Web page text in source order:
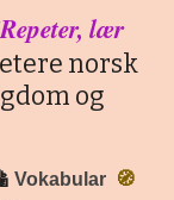
Repeter, lær
norsk
og
Vokabular
🧭